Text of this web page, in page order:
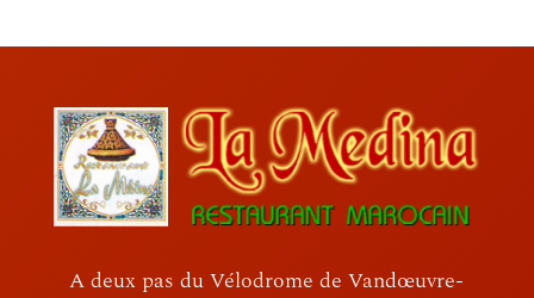
A deux pas du Vélodrome de Vandœuvre-